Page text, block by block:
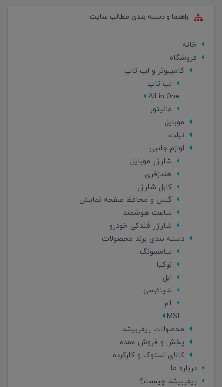
راهنما و دسته بندی مطالب سایت
خانه
فروشگاه
کامپیوتر و لپ تاپ
لپ تاپ
All in One
مانیتور
موبایل
تبلت
لوازم جانبی
شارژر موبایل
هندزفری
کابل شارژر
گلس و محافظ صفحه نمایش
ساعت هوشمند
شارژر فندکی خودرو
دسته بندی برند محصولات
سامسونگ
نوکیا
اپل
شیائومی
آنر
MSI
محصولات ریفربیشد
پخش و فروش عمده
کالای استوک و کارکرده
درباره ما
ریفربیشد چیست؟